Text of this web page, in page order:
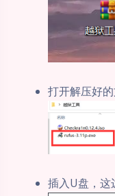
打开解压好
插入U盘，这